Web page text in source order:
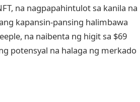
na nagpapahintulot sa kanila na
kapansin-pansing halimbawa
na naibenta ng higit sa $69
potensyal na halaga ng merkado